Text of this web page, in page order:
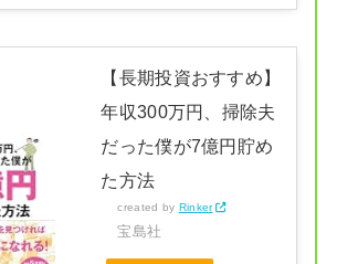
【長期投資おすすめ】
年収300万円、掃除夫
だった僕が7億円貯め
た方法
created by Rinker
宝島社